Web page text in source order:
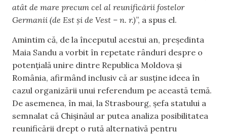
atât de mare precum cel al reunificării fostelor
Germanii (de Est și de Vest – n. r.)”, a spus el.
Amintim că, de la începutul acestui an, președinta
Maia Sandu a vorbit în repetate rânduri despre o
potențială unire dintre Republica Moldova și
România, afirmând inclusiv că ar susține ideea în
cazul organizării unui referendum pe această temă.
De asemenea, în mai, la Strasbourg, șefa statului a
semnalat că Chișinăul ar putea analiza posibilitatea
reunificării drept o rută alternativă pentru